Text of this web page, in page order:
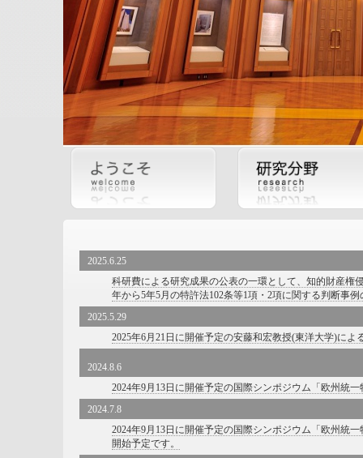
2025.6.25
科研費による研究成果の公表の一環として、知的財産権
年から5年5月の特許法102条等1項・2項に関する判断事
2025.5.29
2025年6月21日に開催予定の安藤和宏教授(東洋大学)に
2024.8.6
2024年9月13日に開催予定の国際シンポジウム「欧州統
2024.7.8
2024年9月13日に開催予定の国際シンポジウム「欧州統
開始予定です。